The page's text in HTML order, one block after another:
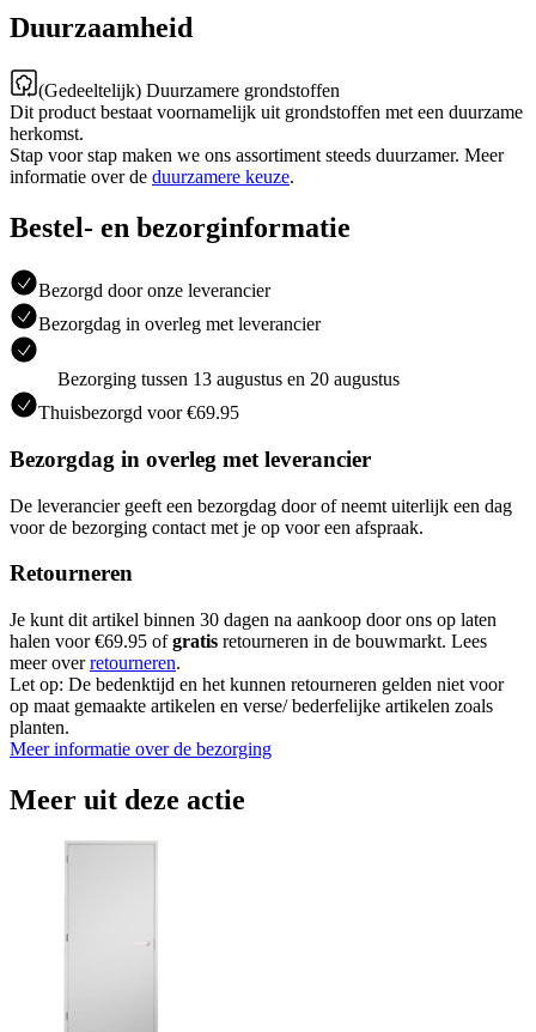
Duurzaamheid
(Gedeeltelijk) Duurzamere grondstoffen
Dit product bestaat voornamelijk uit grondstoffen met een duurzame
herkomst.
Stap voor stap maken we ons assortiment steeds duurzamer. Meer
informatie over de duurzamere keuze.
Bestel- en bezorginformatie
Bezorgd door onze leverancier
Bezorgdag in overleg met leverancier
Bezorging tussen 13 augustus en 20 augustus
Thuisbezorgd voor €69.95
Bezorgdag in overleg met leverancier
De leverancier geeft een bezorgdag door of neemt uiterlijk een dag
voor de bezorging contact met je op voor een afspraak.
Retourneren
Je kunt dit artikel binnen 30 dagen na aankoop door ons op laten
halen voor €69.95 ofgratis retourneren in de bouwmarkt. Lees
meer overretourneren.
Let op: De bedenktijd en het kunnen retourneren gelden niet voor
op maat gemaakte artikelen en verse/ bederfelijke artikelen zoals
planten.
Meer informatie over de bezorging
Meer uit deze actie